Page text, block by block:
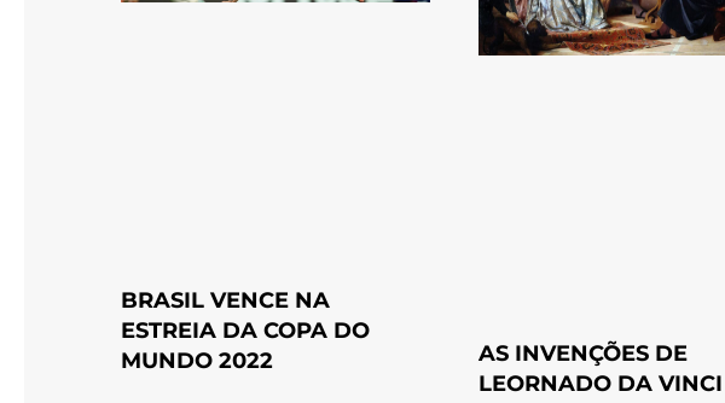
BRASIL VENCE NA
ESTREIA DA COPA DO
MUNDO 2022
AS INVENÇÕES DE
LEORNADO DA VINCI